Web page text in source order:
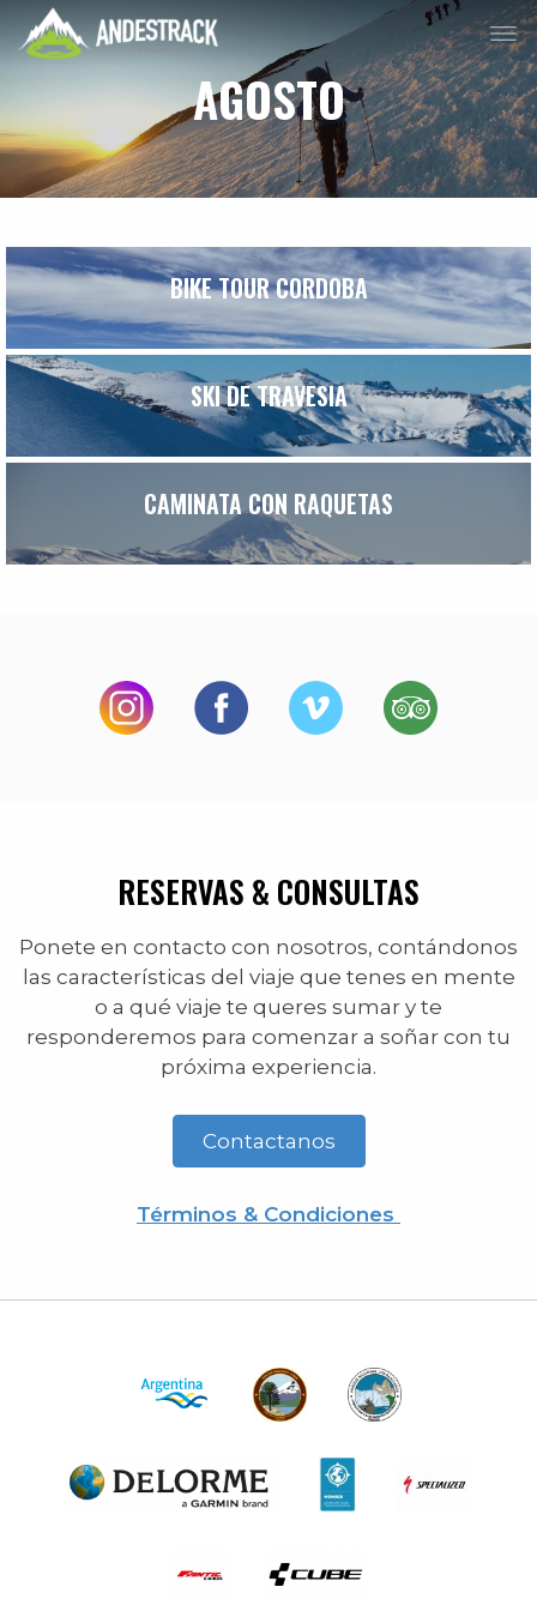
AGOSTO
BIKE TOUR CORDOBA
SKI DE TRAVESIA
CAMINATA CON RAQUETAS
RESERVAS & CONSULTAS
Ponete en contacto con nosotros, contándonos
las características del viaje que tenes en mente
o a qué viaje te queres sumar y te
responderemos para comenzar a soñar con tu
próxima experiencia.
Contactanos
Términos & Condiciones